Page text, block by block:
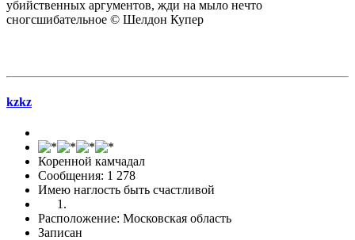
убийственных аргументов, жди на мыло нечто
сногсшибательное © Шелдон Купер
kzkz
Коренной камчадал
Сообщения: 1 278
Имею наглость быть счастливой
Расположение: Московская область
Записан